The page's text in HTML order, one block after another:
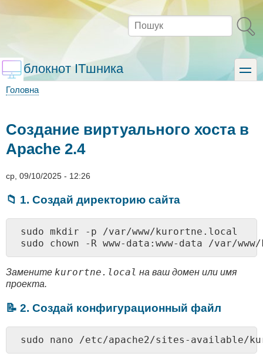
до
Пошук
блокнот ITшника toggle
Головна
Создание виртуального хоста в
Apache 2.4
ср, 09/10/2025 - 12:26
📁 1. Создай директорию сайта
sudo mkdir -p /var/www/kurortne.local
Замените kurortne.local на ваш домен или имя
проекта.
📝 2. Создай конфигурационный файл
sudo nano /etc/apache2/sites-available/